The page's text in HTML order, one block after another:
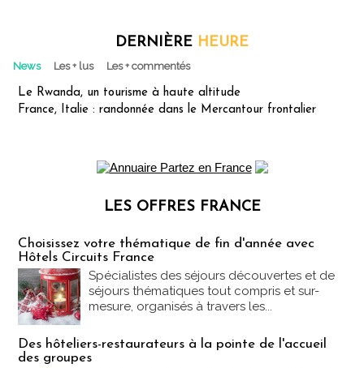
DERNIÈRE HEURE
News Les + lus Les + commentés
Le Rwanda, un tourisme à haute altitude
France, Italie : randonnée dans le Mercantour frontalier
LES OFFRES FRANCE
Choisissez votre thématique de fin d'année avec
Hôtels Circuits France
Spécialistes des séjours découvertes et de
séjours thématiques tout compris et sur-
mesure, organisés à travers les...
Des hôteliers-restaurateurs à la pointe de l'accueil
des groupes